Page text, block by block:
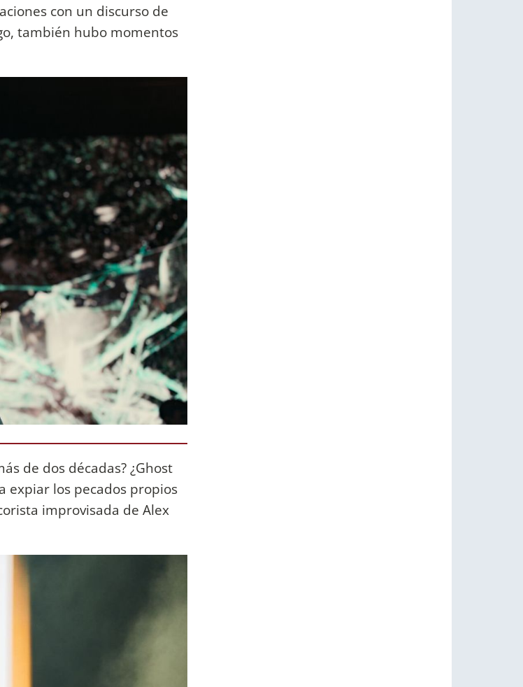
con un discurso de
también hubo momentos
de dos décadas? ¿Ghost
expiar los pecados propios
improvisada de Alex